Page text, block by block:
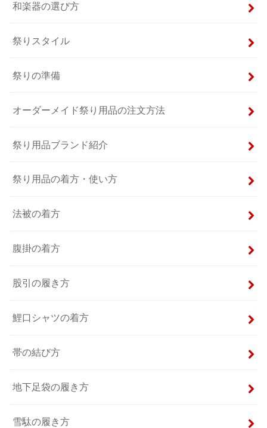
和楽器の選び方
祭りスタイル
祭りの準備
オーダーメイド祭り用品の注文方法
祭り用品ブランド紹介
祭り用品の着方・使い方
法被の着方
腹掛の着方
股引の履き方
鯉口シャツの着方
帯の結び方
地下足袋の履き方
雪駄の履き方